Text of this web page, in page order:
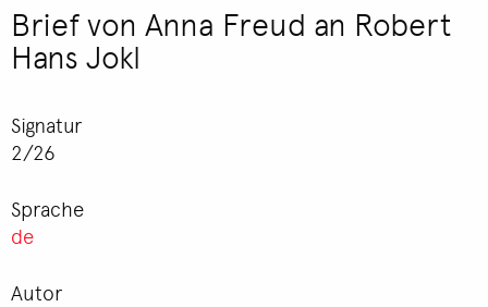
Brief von Anna Freud an Robert
Hans Jokl
Signatur
2/26
Sprache
de
Autor